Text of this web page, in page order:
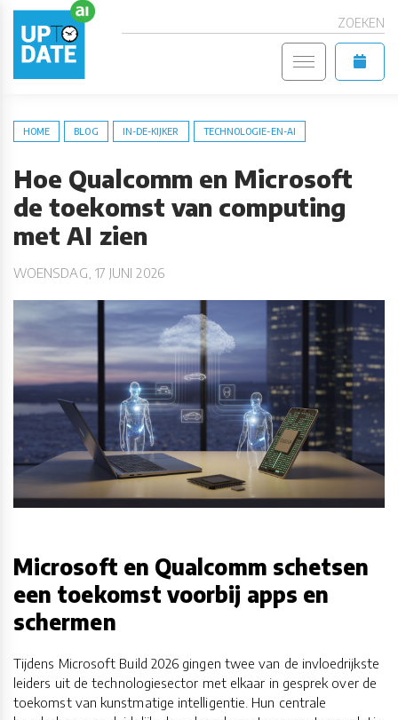
ZOEKEN
HOME BLOG IN-DE-KIJKER TECHNOLOGIE-EN-AI
Hoe Qualcomm en Microsoft
de toekomst van computing
met AI zien
WOENSDAG, 17 JUNI 2026
Microsoft en Qualcomm schetsen
een toekomst voorbij apps en
schermen
Tijdens Microsoft Build 2026 gingen twee van de invloedrijkste
leiders uit de technologiesector met elkaar in gesprek over de
toekomst van kunstmatige intelligentie. Hun centrale